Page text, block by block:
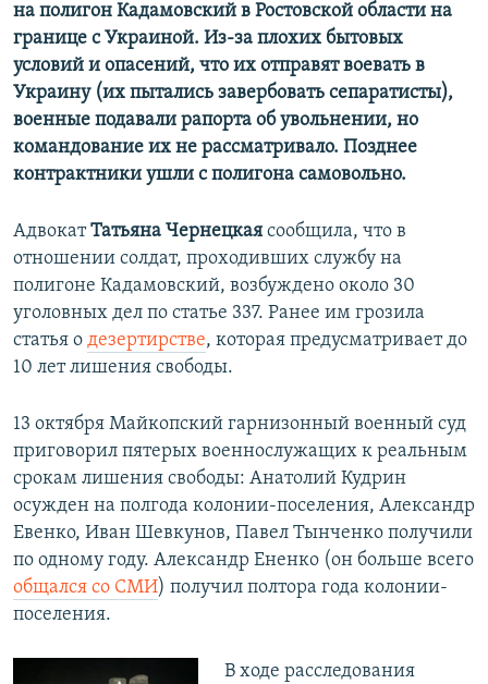
на полигон Кадамовский в Ростовской области на
границе с Украиной. Из-за плохих бытовых
условий и опасений, что их отправят воевать в
Украину (их пытались завербовать сепаратисты),
военные подавали рапорта об увольнении, но
командование их не рассматривало. Позднее
контрактники ушли с полигона самовольно.
АдвокатТатьяна Чернецкая сообщила, что в
отношении солдат, проходивших службу на
полигоне Кадамовский, возбуждено около 30
уголовных дел по статье 337. Ранее им грозила
статья о дезертирстве, которая предусматривает до
10 лет лишения свободы.
13 октября Майкопский гарнизонный военный суд
приговорил пятерых военнослужащих к реальным
срокам лишения свободы: Анатолий Кудрин
осужден на полгода колонии-поселения, Александр
Евенко, Иван Шевкунов, Павел Тынченко получили
по одному году. Александр Ененко (он больше всего
общался со СМИ) получил полтора года колонии-
поселения.
В ходе расследования